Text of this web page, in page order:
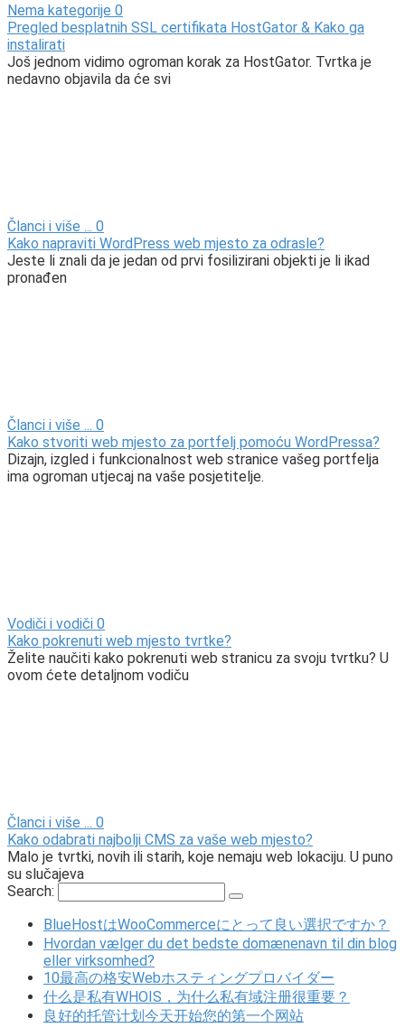
Nema kategorije 0
Pregled besplatnih SSL certifikata HostGator & Kako ga
instalirati
Još jednom vidimo ogroman korak za HostGator. Tvrtka je
nedavno objavila da će svi
Članci i više ... 0
Kako napraviti WordPress web mjesto za odrasle?
Jeste li znali da je jedan od prvi fosilizirani objekti je li ikad
pronađen
Članci i više ... 0
Kako stvoriti web mjesto za portfelj pomoću WordPressa?
Dizajn, izgled i funkcionalnost web stranice vašeg portfelja
ima ogroman utjecaj na vaše posjetitelje.
Vodiči i vodiči 0
Kako pokrenuti web mjesto tvrtke?
Želite naučiti kako pokrenuti web stranicu za svoju tvrtku? U
ovom ćete detaljnom vodiču
Članci i više ... 0
Kako odabrati najbolji CMS za vaše web mjesto?
Malo je tvrtki, novih ili starih, koje nemaju web lokaciju. U puno
su slučajeva
Search:
BlueHostはWooCommerceにとって良い選択ですか？
Hvordan vælger du det bedste domænenavn til din blog
eller virksomhed?
10最高の格安Webホスティングプロバイダー
什么是私有WHOIS，为什么私有域注册很重要？
良好的托管计划今天开始您的第一个网站